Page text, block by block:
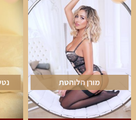
מורן הלוהטת